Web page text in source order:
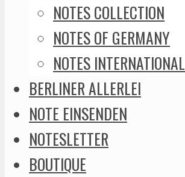
NOTES COLLECTION
NOTES OF GERMANY
NOTES INTERNATIONAL
BERLINER ALLERLEI
NOTE EINSENDEN
NOTESLETTER
BOUTIQUE